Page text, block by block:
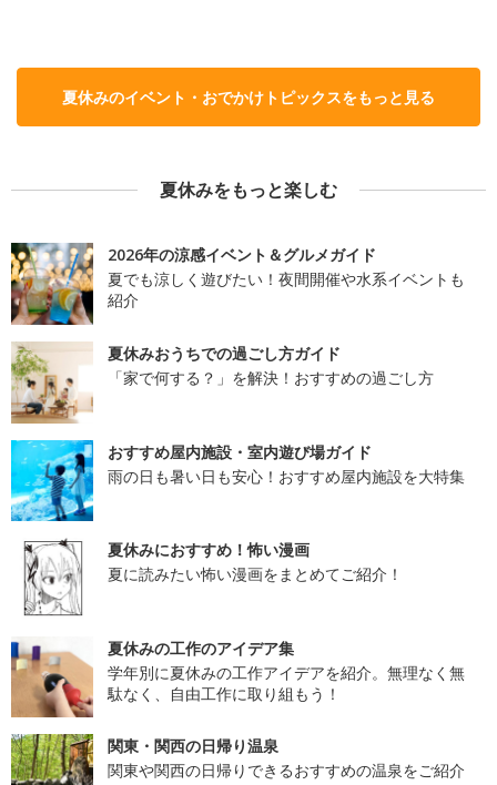
夏休みのイベント・おでかけトピックスをもっと見る
夏休みをもっと楽しむ
2026年の涼感イベント＆グルメガイド
夏でも涼しく遊びたい！夜間開催や水系イベントも
紹介
夏休みおうちでの過ごし方ガイド
「家で何する？」を解決！おすすめの過ごし方
おすすめ屋内施設・室内遊び場ガイド
雨の日も暑い日も安心！おすすめ屋内施設を大特集
夏休みにおすすめ！怖い漫画
夏に読みたい怖い漫画をまとめてご紹介！
夏休みの工作のアイデア集
学年別に夏休みの工作アイデアを紹介。無理なく無
駄なく、自由工作に取り組もう！
関東・関西の日帰り温泉
関東や関西の日帰りできるおすすめの温泉をご紹介